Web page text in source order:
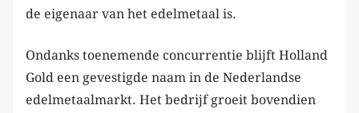
de eigenaar van het edelmetaal is.
Ondanks toenemende concurrentie blijft Holland
Gold een gevestigde naam in de Nederlandse
edelmetaalmarkt. Het bedrijf groeit bovendien